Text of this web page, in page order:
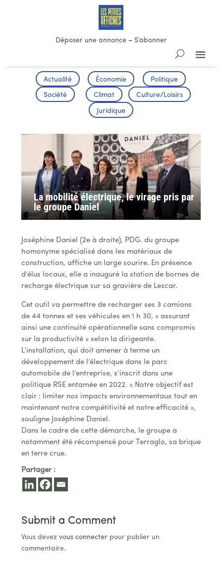
Déposer une annonce– S’abonner
Actualité Économie Politique
Société Climat Culture/Loisirs
Juridique
La mobilité électrique, le virage pris par
le groupe Daniel
Joséphine Daniel (2e à droite), PDG. du groupe
homonyme spécialisé dans les matériaux de
construction, affiche un large sourire. En présence
d’élus locaux, elle a inauguré la station de bornes de
recharge électrique sur sa gravière de Lescar.
Cet outil va permettre de recharger ses 3 camions
de 44 tonnes et ses véhicules en 1 h 30, « assurant
ainsi une continuité opérationnelle sans compromis
sur la productivité » selon la dirigeante.
L’installation, qui doit amener à terme un
développement de l’électrique dans le parc
automobile de l’entreprise, s’inscrit dans une
politique RSE entamée en 2022. « Notre objectif est
clair : limiter nos impacts environnementaux tout en
maintenant notre compétitivité et notre efficacité »,
souligne Joséphine Daniel.
Dans le cadre de cette démarche, le groupe a
notamment été récompensé pour Terraglo, sa brique
en terre crue.
Partager :
Submit a Comment
Vous devez vous connecterpour publier un
commentaire.